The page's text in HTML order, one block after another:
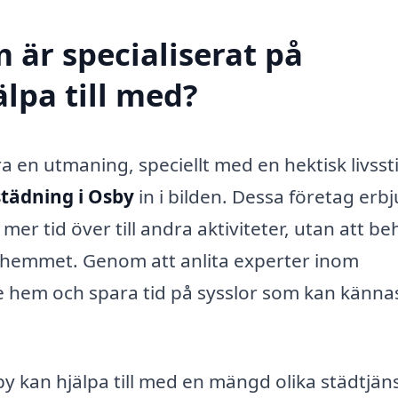
är specialiserat på
till med?
en utmaning, speciellt med en hektisk
i Osby in i bilden. Dessa företag
tid över till andra aktiviteter, utan att
Genom att anlita experter inom
och spara tid på sysslor som kan
kan hjälpa till med en mängd olika